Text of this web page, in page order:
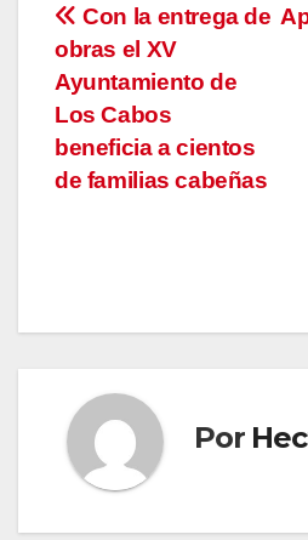
Navegación
de
entradas
Con la entrega de
obras el XV
Ayuntamiento de
Los Cabos
beneficia a cientos
de familias cabeñas
Por